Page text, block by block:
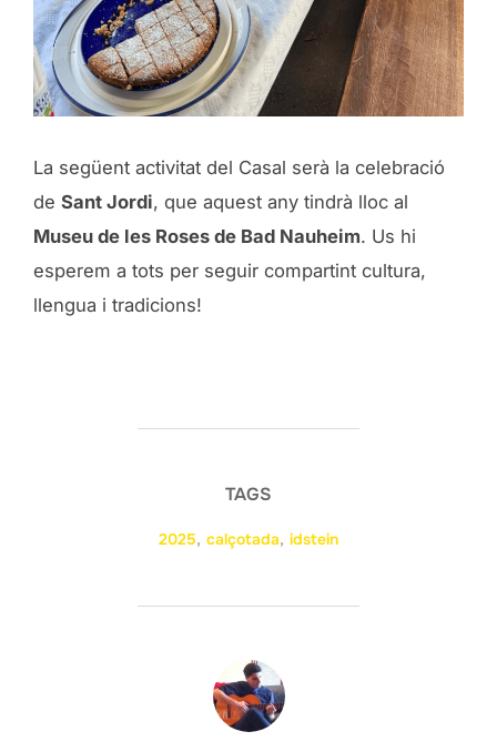
La següent activitat del Casal serà la celebració
de Sant Jordi, que aquest any tindrà lloc al
Museu de les Roses de Bad Nauheim. Us hi
esperem a tots per seguir compartint cultura,
llengua i tradicions!
TAGS
2025, calçotada, idstein
POST AUTHOR